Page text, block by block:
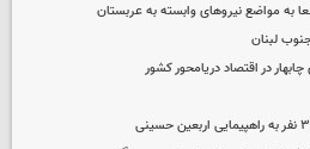
به مواضع نیروهای وابسته به عربستان
لبنان
در اقتصاد دریامحور کشور